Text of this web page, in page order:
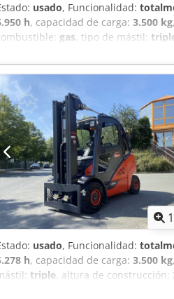
usado, Funcionalidad:
h, capacidad de carga: 3.500 kg
gas, tipo de mástil:
- 4999 kg Tipo de mástil:
superelástico Estado de los
de los neumáticos traseros:
de seguridad, pintura
Iwsa Deck 3.ª válvula, 4.ª
parabrisas, cabina
1
usado, Funcionalidad:
h, capacidad de carga: 3.500 kg
triple, altura de construcción:
, Carretilla